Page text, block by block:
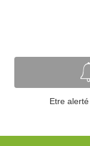
Etre